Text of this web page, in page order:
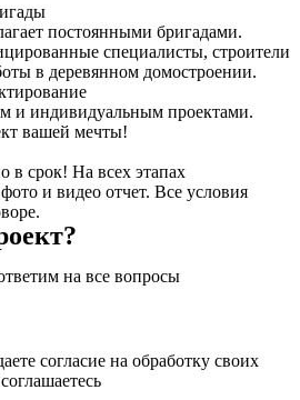
постоянными бригадами.
специалисты, строители
в деревянном домостроении.
и индивидуальным проектами.
вашей мечты!
в срок! На всех этапах
фото и видео отчет. Все условия
на все вопросы
согласие на обработку своих